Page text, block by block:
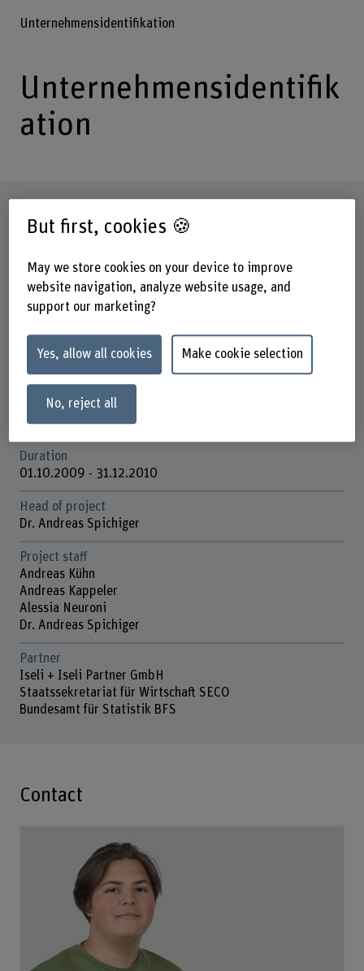
Unternehmensidentifikation
Unternehmensidentifik
ation
Business School
Institute(s)
Research unit(s)
Data and Infrastructure
Funding organisation
Schweizerische Eidgenossenschaft (Bundesverwaltung)
Duration
01.10.2009 - 31.12.2010
Head of project
Dr. Andreas Spichiger
Project staff
Andreas Kühn
Andreas Kappeler
Alessia Neuroni
Dr. Andreas Spichiger
Partner
Iseli + Iseli Partner GmbH
Staatssekretariat für Wirtschaft SECO
Bundesamt für Statistik BFS
Contact
But first, cookies 🍪
May we store cookies on your device to improve
website navigation, analyze website usage, and
support our marketing?
Yes, allow all cookies Make cookie selection
No, reject all